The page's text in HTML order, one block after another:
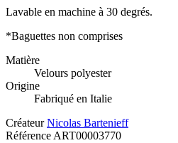
Lavable en machine à 30 degrés.
*Baguettes non comprises
Matière
Velours polyester
Origine
Fabriqué en Italie
Créateur Nicolas Bartenieff
RéférenceART00003770